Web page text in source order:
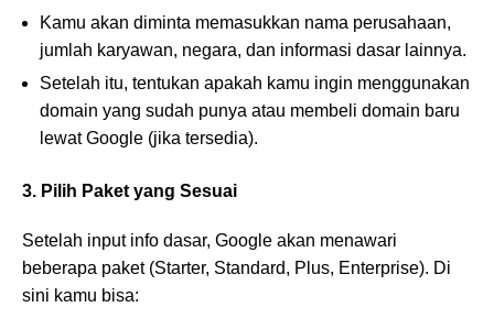
Kamu akan diminta memasukkan nama perusahaan,
jumlah karyawan, negara, dan informasi dasar lainnya.
Setelah itu, tentukan apakah kamu ingin menggunakan
domain yang sudah punya atau membeli domain baru
lewat Google (jika tersedia).
3. Pilih Paket yang Sesuai
Setelah input info dasar, Google akan menawari
beberapa paket (Starter, Standard, Plus, Enterprise). Di
sini kamu bisa: